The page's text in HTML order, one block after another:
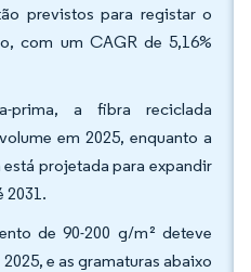
previstos para registar o
com um CAGR de 5,16%
prima, a fibra reciclada
em 2025, enquanto a
projetada para expandir
2031.
de 90-200 g/m² deteve
e as gramaturas abaixo